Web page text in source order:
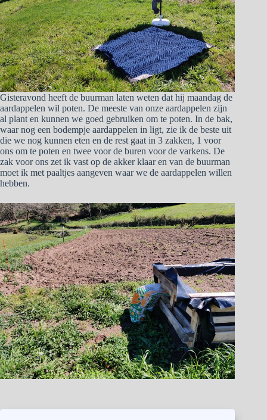
Gisteravond heeft de buurman laten weten dat hij maandag de
aardappelen wil poten. De meeste van onze aardappelen zijn
al plant en kunnen we goed gebruiken om te poten. In de bak,
waar nog een bodempje aardappelen in ligt, zie ik de beste uit
die we nog kunnen eten en de rest gaat in 3 zakken, 1 voor
ons om te poten en twee voor de buren voor de varkens. De
zak voor ons zet ik vast op de akker klaar en van de buurman
moet ik met paaltjes aangeven waar we de aardappelen willen
hebben.